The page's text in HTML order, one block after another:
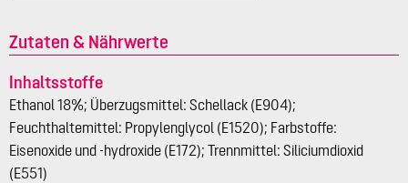
Zutaten & Nährwerte
Inhaltsstoffe
Ethanol 18%; Überzugsmittel: Schellack (E904);
Feuchthaltemittel: Propylenglycol (E1520); Farbstoffe:
Eisenoxide und -hydroxide (E172); Trennmittel: Siliciumdioxid
(E551)